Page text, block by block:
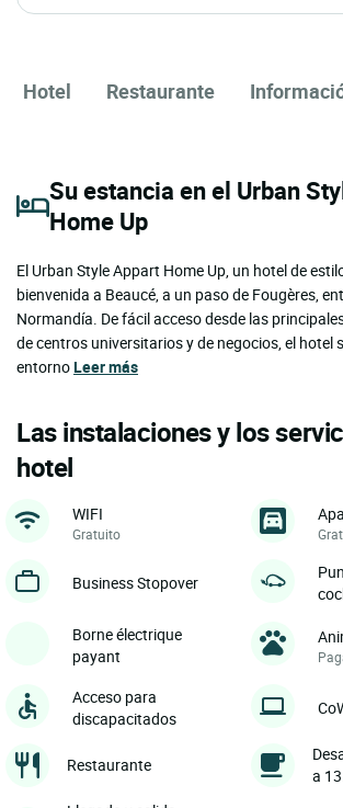
Hotel Restaurante
Su estancia en el Urban
Home Up
El Urban Style Appart Home Up, un hotel de
bienvenida a Beaucé, a un paso de Fougères,
Normandía. De fácil acceso desde las
de centros universitarios y de negocios, el hotel
entornoLeer más
Las instalaciones y los
hotel
WIFI
Gratuito
Business Stopover
Borne électrique
payant
Acceso para
discapacitados
Restaurante
a